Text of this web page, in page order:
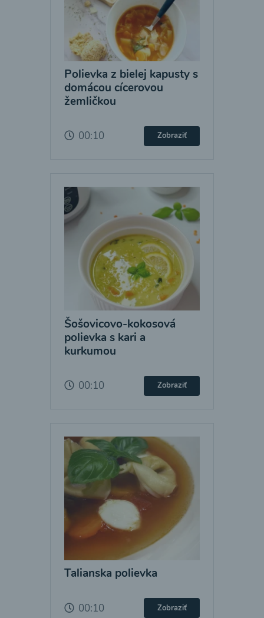
Polievka z bielej kapusty s
domácou cícerovou
žemličkou
00:10 Zobraziť
Šošovicovo-kokosová
polievka s kari a
kurkumou
00:10 Zobraziť
Talianska polievka
00:10 Zobraziť